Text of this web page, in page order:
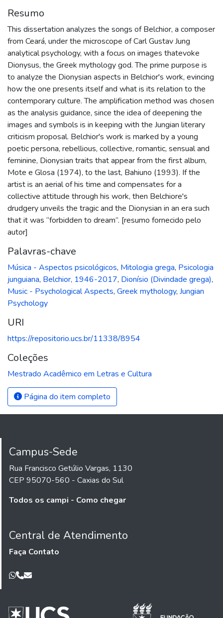
Resumo
This dissertation analyzes the songs of Belchior, a composer
from Ceará, under the microscope of Carl Gustav Jung
analytical psychology, with a focus on images thatevoke
Dionysus, the Greek mythology god. The prime purpose is
to analyze the Dionysian aspects in Belchior's work, evincing
how the one presents itself and what is its relation to the
contemporary culture. The amplification method was chosen
as the analysis guidance, since the idea of deepening the
images and symbols is in keeping with the Jungian literary
criticism proposal. Belchior's work is marked by a young
poetic persona, rebellious, collective, romantic, sensual and
feminine, Dionysian traits that appear from the first album,
Mote e Glosa (1974), to the last, Bahiuno (1993). If the
artist is an aerial of his time and compensates for a
collective attitude through his work, then Belchiore's
drudgery unveils the tragic and the Dionysian in an era such
that it was “forbidden to dream”. [resumo fornecido pelo
autor]
Palavras-chave
Música - Aspectos psicológicos, Mitologia grega, Psicologia
junguiana, Belchior, 1946-2017, Dionísio (Divindade grega),
Music - Psychological Aspects, Greek mythology, Jungian
Psychology
URI
https://repositorio.ucs.br/11338/8954
Coleções
Mestrado Acadêmico em Letras e Cultura
Página do item completo
Campus-Sede
Rua Francisco Getúlio Vargas, 1130
CEP 95070-560 - Caxias do Sul
Todos os campi - Como chegar
Central de Atendimento
Faça Contato